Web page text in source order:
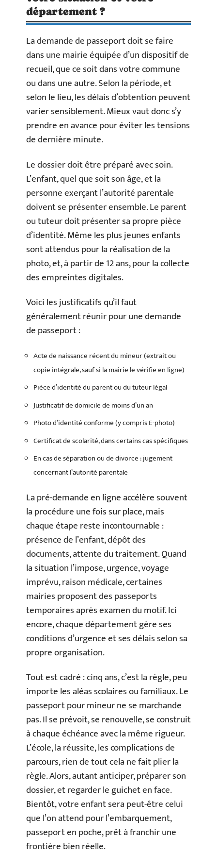
département ?
La demande de passeport doit se faire
dans une mairie équipée d’un dispositif de
recueil, que ce soit dans votre commune
ou dans une autre. Selon la période, et
selon le lieu, les délais d’obtention peuvent
varier sensiblement. Mieux vaut donc s’y
prendre en avance pour éviter les tensions
de dernière minute.
Le dossier doit être préparé avec soin.
L’enfant, quel que soit son âge, et la
personne exerçant l’autorité parentale
doivent se présenter ensemble. Le parent
ou tuteur doit présenter sa propre pièce
d’identité. Même les plus jeunes enfants
sont attendus pour la réalisation de la
photo, et, à partir de 12 ans, pour la collecte
des empreintes digitales.
Voici les justificatifs qu’il faut
généralement réunir pour une demande
de passeport :
Acte de naissance récent du mineur (extrait ou
copie intégrale, sauf si la mairie le vérifie en ligne)
Pièce d’identité du parent ou du tuteur légal
Justificatif de domicile de moins d’un an
Photo d’identité conforme (y compris E-photo)
Certificat de scolarité, dans certains cas spécifiques
En cas de séparation ou de divorce : jugement
concernant l’autorité parentale
La pré-demande en ligne accélère souvent
la procédure une fois sur place, mais
chaque étape reste incontournable :
présence de l’enfant, dépôt des
documents, attente du traitement. Quand
la situation l’impose, urgence, voyage
imprévu, raison médicale, certaines
mairies proposent des passeports
temporaires après examen du motif. Ici
encore, chaque département gère ses
conditions d’urgence et ses délais selon sa
propre organisation.
Tout est cadré : cinq ans, c’est la règle, peu
importe les aléas scolaires ou familiaux. Le
passeport pour mineur ne se marchande
pas. Il se prévoit, se renouvelle, se construit
à chaque échéance avec la même rigueur.
L’école, la réussite, les complications de
parcours, rien de tout cela ne fait plier la
règle. Alors, autant anticiper, préparer son
dossier, et regarder le guichet en face.
Bientôt, votre enfant sera peut-être celui
que l’on attend pour l’embarquement,
passeport en poche, prêt à franchir une
frontière bien réelle.